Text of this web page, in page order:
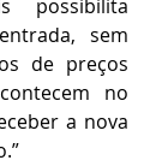
possibilita
sem
de preços
no
a nova